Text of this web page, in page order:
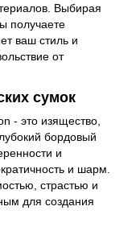
Выбирая
получаете
ваш стиль и
от
сумок
- это изящество,
бордовый
и
и шарм.
страстью и
для создания